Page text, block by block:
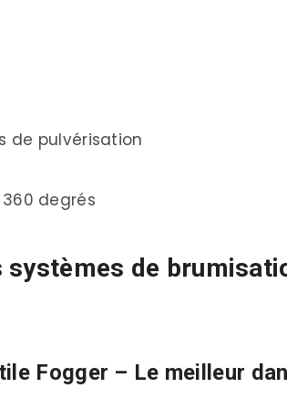
de pulvérisation
degrés
systèmes de
Fogger – Le meilleur